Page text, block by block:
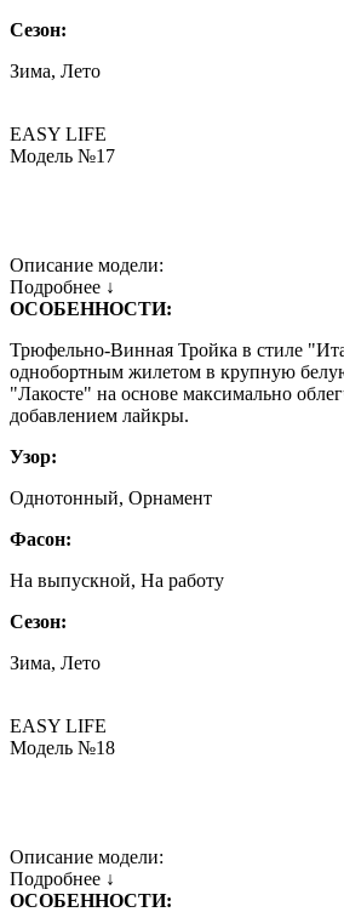
Сезон:
Зима, Лето
EASY LIFE
Модель №17
Описание модели:
Подробнее ↓
ОСОБЕННОСТИ:
Трюфельно-Винная Тройка в стиле
однобортным жилетом в крупную
"Лакосте" на основе максимально
добавлением лайкры.
Узор:
Однотонный, Орнамент
Фасон:
На выпускной, На работу
Сезон:
Зима, Лето
EASY LIFE
Модель №18
Описание модели:
Подробнее ↓
ОСОБЕННОСТИ: